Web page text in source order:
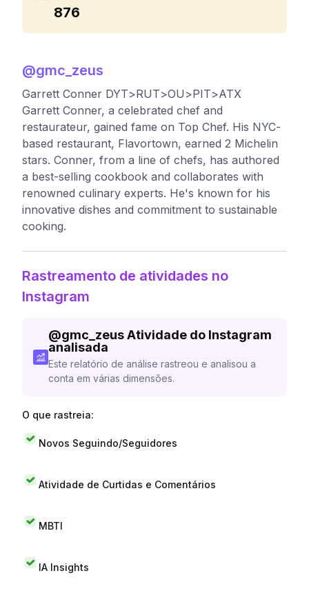
876
@gmc_zeus
Garrett Conner DYT>RUT>OU>PIT>ATX
Garrett Conner, a celebrated chef and
restaurateur, gained fame on Top Chef. His NYC-
based restaurant, Flavortown, earned 2 Michelin
stars. Conner, from a line of chefs, has authored
a best-selling cookbook and collaborates with
renowned culinary experts. He's known for his
innovative dishes and commitment to sustainable
cooking.
Rastreamento de atividades no
Instagram
@gmc_zeus Atividade do Instagram
analisada
Este relatório de análise rastreou e analisou a
conta em várias dimensões.
O que rastreia:
Novos Seguindo/Seguidores
Atividade de Curtidas e Comentários
MBTI
IA Insights